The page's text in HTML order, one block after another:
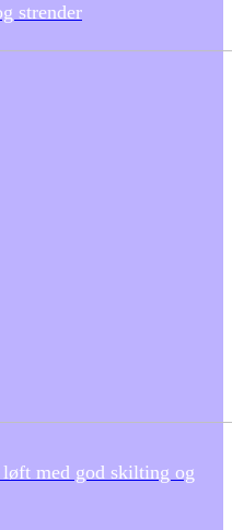
strender
med god skilting og